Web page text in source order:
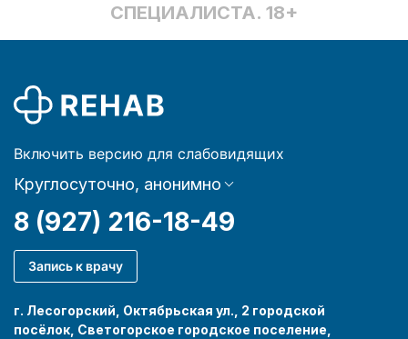
СПЕЦИАЛИСТА. 18+
Включить версию для слабовидящих
Круглосуточно, анонимно
8 (927) 216-18-49
Запись к врачу
г. Лесогорский, Октябрьская ул., 2 городской
посёлок, Светогорское городское поселение,